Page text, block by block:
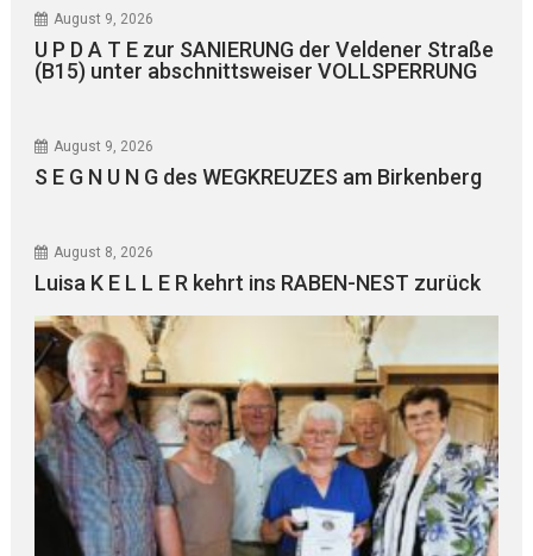
August 9, 2026
U P D A T E zur SANIERUNG der Veldener Straße
(B15) unter abschnittsweiser VOLLSPERRUNG
August 9, 2026
S E G N U N G des WEGKREUZES am Birkenberg
August 8, 2026
Luisa K E L L E R kehrt ins RABEN-NEST zurück